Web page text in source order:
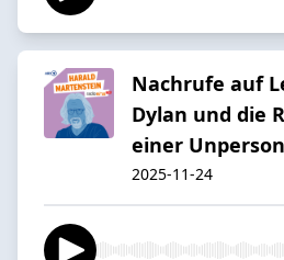
Nachrufe auf
Dylan und die
einer Unperson
2025-11-24